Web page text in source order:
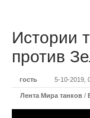
Истории
против
гость 5-10-2019,
Лента Мира танков /